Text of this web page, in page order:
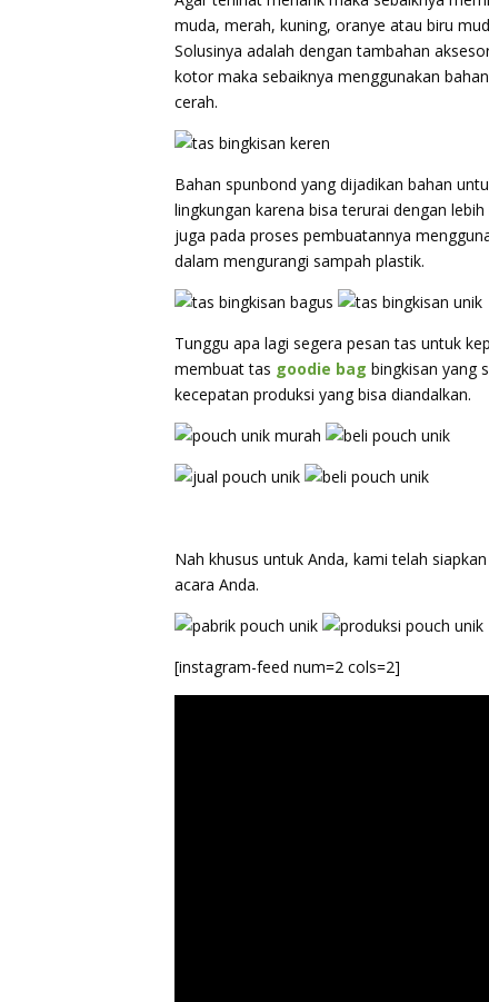
muda, merah, kuning, oranye atau biru
Solusinya adalah dengan tambahan
kotor maka sebaiknya menggunakan
cerah.
Bahan spunbond yang dijadikan bahan
lingkungan karena bisa terurai dengan
juga pada proses pembuatannya
dalam mengurangi sampah plastik.
Tunggu apa lagi segera pesan tas untuk
membuat tas goodie bag bingkisan yang
kecepatan produksi yang bisa diandalkan.
Nah khusus untuk Anda, kami telah
acara Anda.
[instagram-feed num=2 cols=2]